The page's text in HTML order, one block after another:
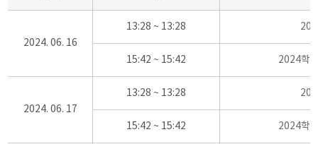
2024. 06. 16
13:28 ~ 13:28
15:42 ~ 15:42 2024학
2024. 06. 17
13:28 ~ 13:28
15:42 ~ 15:42 2024학